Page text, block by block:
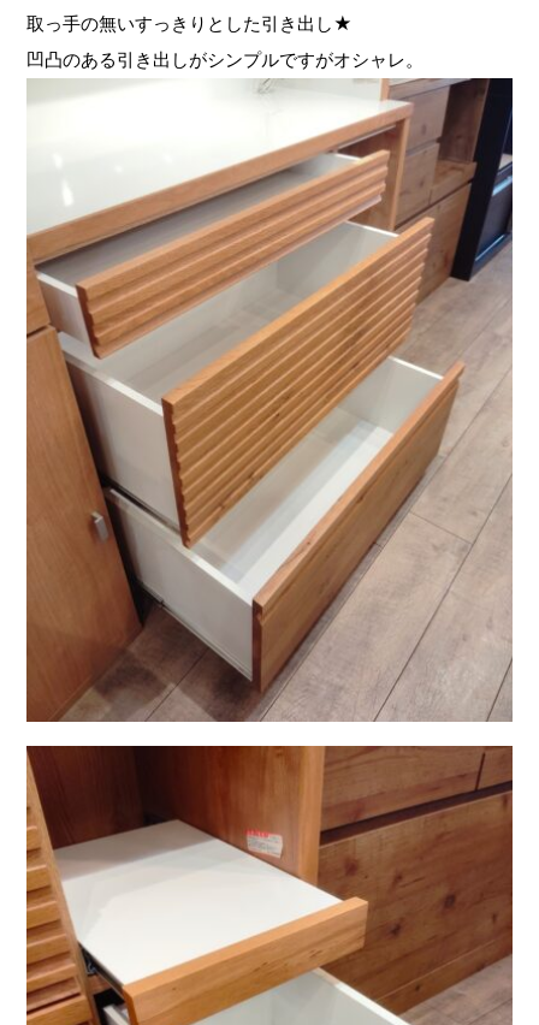
取っ手の無いすっきりとした引き出し★
凹凸のある引き出しがシンプルですがオシャレ。